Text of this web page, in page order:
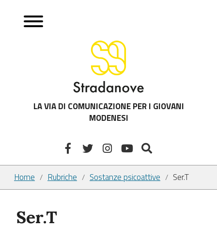
LA VIA DI COMUNICAZIONE PER I GIOVANI
MODENESI
Home / Rubriche / Sostanze psicoattive / Ser.T
Ser.T